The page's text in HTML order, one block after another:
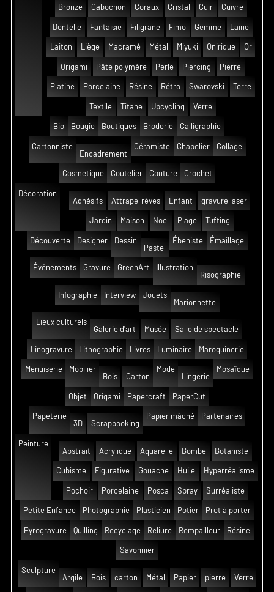
Bronze Cabochon Coraux Cristal Cuir Cuivre
Dentelle Fantaisie Filigrane Fimo Gemme Laine
Laiton Liège Macramé Métal Miyuki Onirique Or
Origami Pâte polymère Perle Piercing Pierre
Platine Porcelaine Résine Rétro Swarovski Terre
Textile Titane Upcycling Verre
Bio Bougie Boutiques Broderie Calligraphie
Cartonniste
Encadrement
Céramiste Chapelier Collage
Cosmetique Coutelier Couture Crochet
Décoration
Adhésifs
Attrape-rêves Enfant gravure laser
Jardin Maison Noël Plage Tufting
Découverte Designer
Dessin
Pastel
Ébeniste Émaillage
Événements Gravure GreenArt
Illustration
Risographie
Infographie Interview
Jouets
Marionnette
Lieux culturels
Galerie d'art
Musée Salle de spectacle
Linogravure Lithographie Livres Luminaire Maroquinerie
Menuiserie
Mobilier
Bois
Carton
Mode
Lingerie
Mosaïque
Objet Origami Papercraft PaperCut
Papeterie
3D
Scrapbooking
Papier mâché Partenaires
Peinture
Abstrait
Acrylique Aquarelle Bombe Botaniste
Cubisme Figurative Gouache Huile Hyperréalisme
Pochoir Porcelaine Posca Spray Surréaliste
Petite Enfance Photographie Plasticien Potier Pret à porter
Pyrogravure Quilling Recyclage Reliure Rempailleur Résine
Savonnier
Sculpture
Argile
Bois carton Métal Papier pierre Verre